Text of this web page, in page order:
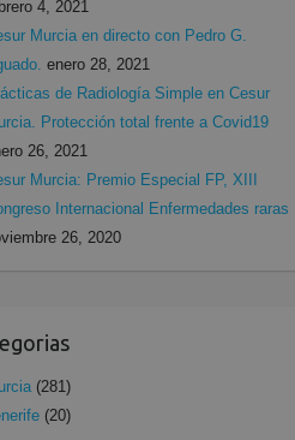
4, 2021
Murcia en directo con Pedro G.
enero 28, 2021
de Radiología Simple en Cesur
Protección total frente a Covid19
26, 2021
Murcia: Premio Especial FP, XIII
Internacional Enfermedades raras
26, 2020
(281)
(20)